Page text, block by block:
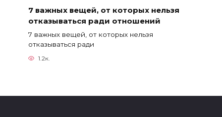
7 важных вещей, от которых нельзя
отказываться ради отношений
7 важных вещей, от которых нельзя
отказываться ради
1.2к.